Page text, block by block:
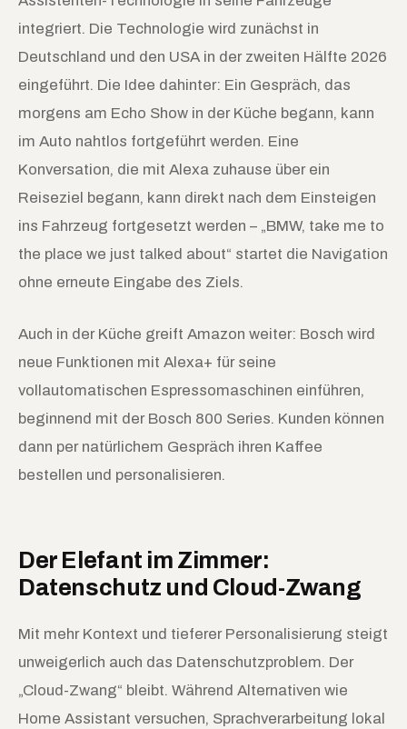
integriert. Die Technologie wird zunächst in
Deutschland und den USA in der zweiten Hälfte 2026
eingeführt. Die Idee dahinter: Ein Gespräch, das
morgens am Echo Show in der Küche begann, kann
im Auto nahtlos fortgeführt werden. Eine
Konversation, die mit Alexa zuhause über ein
Reiseziel begann, kann direkt nach dem Einsteigen
ins Fahrzeug fortgesetzt werden – „BMW, take me to
the place we just talked about“ startet die Navigation
ohne erneute Eingabe des Ziels.
Auch in der Küche greift Amazon weiter: Bosch wird
neue Funktionen mit Alexa+ für seine
vollautomatischen Espressomaschinen einführen,
beginnend mit der Bosch 800 Series. Kunden können
dann per natürlichem Gespräch ihren Kaffee
bestellen und personalisieren.
Der Elefant im Zimmer:
Datenschutz und Cloud-Zwang
Mit mehr Kontext und tieferer Personalisierung steigt
unweigerlich auch das Datenschutzproblem. Der
„Cloud-Zwang“ bleibt. Während Alternativen wie
Home Assistant versuchen, Sprachverarbeitung lokal